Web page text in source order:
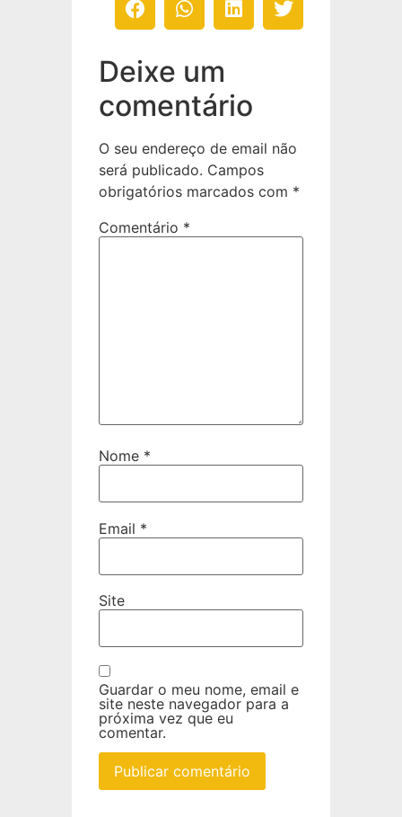
Deixe um
comentário
O seu endereço de email não
será publicado. Campos
obrigatórios marcados com *
Comentário *
Nome *
Email *
Site
Guardar o meu nome, email e
site neste navegador para a
próxima vez que eu
comentar.